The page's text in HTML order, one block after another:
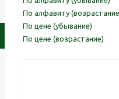
По алфавиту
По цене (убывание)
По цене (возрастание)